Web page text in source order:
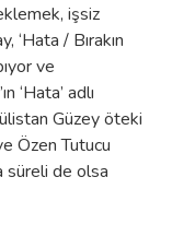
işsiz
‘Hata / Bırakın
ve
‘Hata’ adlı
Güzey öteki
Özen Tutucu
süreli de olsa